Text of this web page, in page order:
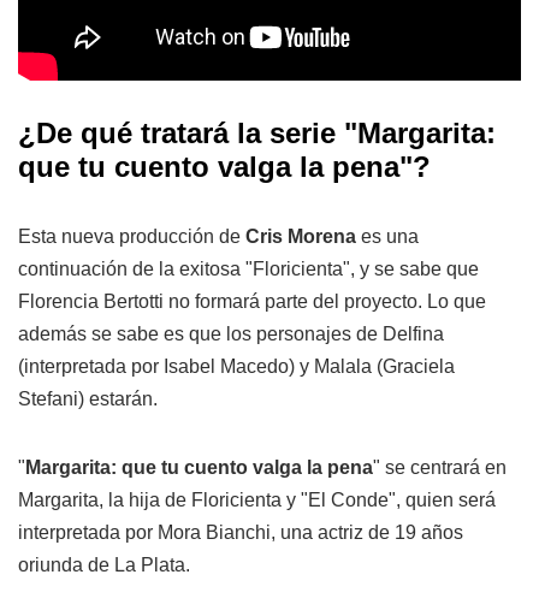
¿De qué tratará la serie "Margarita:
que tu cuento valga la pena"?
Esta nueva producción de Cris Morena es una
continuación de la exitosa "Floricienta", y se sabe que
Florencia Bertotti no formará parte del proyecto. Lo que
además se sabe es que los personajes de Delfina
(interpretada por Isabel Macedo) y Malala (Graciela
Stefani) estarán.
" Margarita: que tu cuento valga la pena" se centrará en
Margarita, la hija de Floricienta y "El Conde", quien será
interpretada por Mora Bianchi, una actriz de 19 años
oriunda de La Plata.